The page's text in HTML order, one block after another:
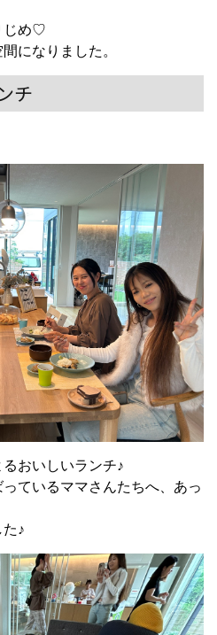
じめ♡
になりました。
チ
おいしいランチ♪
ているママさんたちへ、あっ
♪